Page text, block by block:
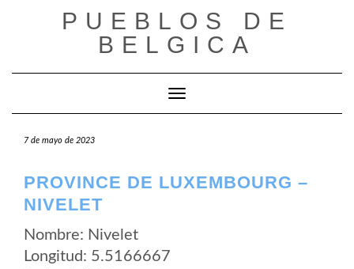
PUEBLOS DE
BELGICA
Cambiar modo de navegación
7 de mayo de 2023
PROVINCE DE LUXEMBOURG –
NIVELET
Nombre: Nivelet
Longitud: 5.5166667